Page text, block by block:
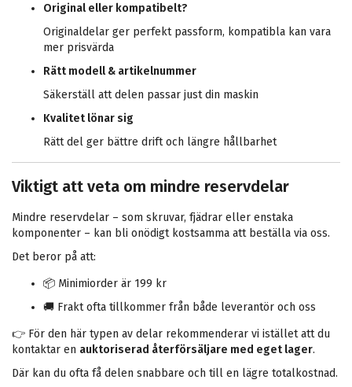
Original eller kompatibelt?
Originaldelar ger perfekt passform, kompatibla kan vara
mer prisvärda
Rätt modell & artikelnummer
Säkerställ att delen passar just din maskin
Kvalitet lönar sig
Rätt del ger bättre drift och längre hållbarhet
Viktigt att veta om mindre reservdelar
Mindre reservdelar – som skruvar, fjädrar eller enstaka
komponenter – kan bli onödigt kostsamma att beställa via oss.
Det beror på att:
📦 Minimiorder är 199 kr
🚚 Frakt ofta tillkommer från både leverantör och oss
👉 För den här typen av delar rekommenderar vi istället att du
kontaktar en auktoriserad återförsäljare med eget lager.
Där kan du ofta få delen snabbare och till en lägre totalkostnad.